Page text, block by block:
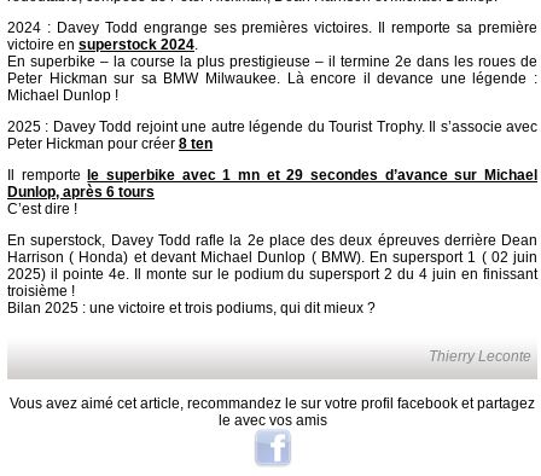
2024 : Davey Todd engrange ses premières victoires. Il remporte sa première
victoire en superstock 2024.
En superbike – la course la plus prestigieuse – il termine 2e dans les roues de
Peter Hickman sur sa BMW Milwaukee. Là encore il devance une légende :
Michael Dunlop !
2025 : Davey Todd rejoint une autre légende du Tourist Trophy. Il s’associe avec
Peter Hickman pour créer 8 ten
Il remporte
le superbike avec 1 mn et 29 secondes d’avance sur Michael
Dunlop, après 6 tours
C’est dire !
En superstock, Davey Todd rafle la 2e place des deux épreuves derrière Dean
Harrison ( Honda) et devant Michael Dunlop ( BMW). En supersport 1 ( 02 juin
2025) il pointe 4e. Il monte sur le podium du supersport 2 du 4 juin en finissant
troisième !
Bilan 2025 : une victoire et trois podiums, qui dit mieux ?
Thierry Leconte
Vous avez aimé cet article, recommandez le sur votre profil facebook et partagez
le avec vos amis